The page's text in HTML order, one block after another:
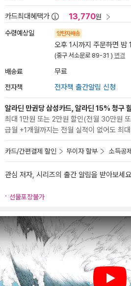
카드최대혜택가 13,770원
수령예상일 양탄자배송
오후 1시까지 주문하면 밤
(중구 서소문로 89-31 ) 변경
배송료 무료
전자책 전자책 출간알림 신청
알라딘 만권당 삼성카드, 알라딘 15% 청구
최대 1만원 또는 2만원 할인(전월 30만원
급월 +1개월까지는 전월 실적이 없어도 최
카드/간편결제 할인 무이자 할부 소득공
관심 저자, 시리즈의 출간 알림을 받아보세요
선물포장불가
Play